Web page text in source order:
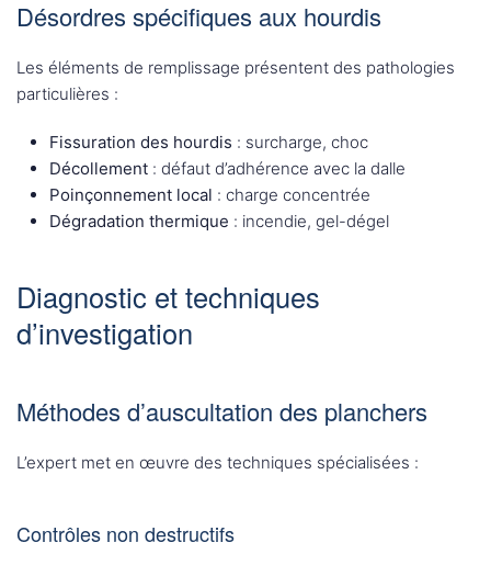
Désordres spécifiques aux hourdis
Les éléments de remplissage présentent des pathologies
particulières :
Fissuration des hourdis : surcharge, choc
Décollement : défaut d’adhérence avec la dalle
Poinçonnement local : charge concentrée
Dégradation thermique : incendie, gel-dégel
Diagnostic et techniques
d’investigation
Méthodes d’auscultation des planchers
L’expert met en œuvre des techniques spécialisées :
Contrôles non destructifs